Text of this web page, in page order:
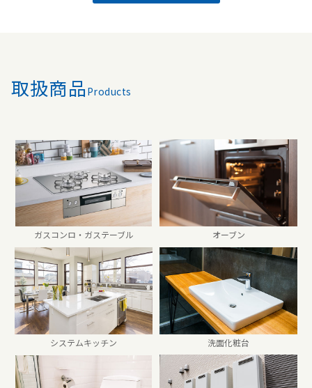
取扱商品 Products
ガスコンロ・ガステーブル オーブン
システムキッチン 洗面化粧台